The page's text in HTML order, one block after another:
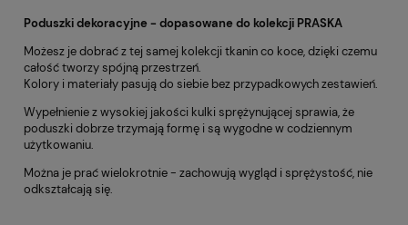
Poduszki dekoracyjne - dopasowane do kolekcji PRASKA
Możesz je dobrać z tej samej kolekcji tkanin co koce, dzięki czemu
całość tworzy spójną przestrzeń.
Kolory i materiały pasują do siebie bez przypadkowych zestawień.
Wypełnienie z wysokiej jakości kulki sprężynującej sprawia, że
poduszki dobrze trzymają formę i są wygodne w codziennym
użytkowaniu.
Można je prać wielokrotnie - zachowują wygląd i sprężystość, nie
odkształcają się.